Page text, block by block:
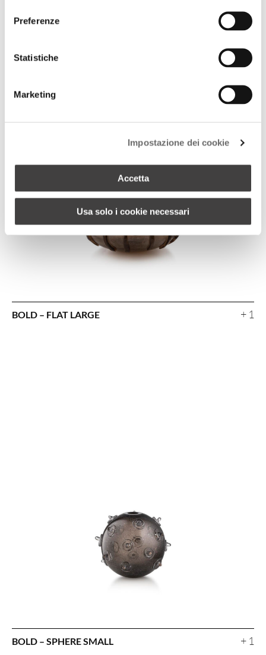
Preferenze
Statistiche
Marketing
Impostazione dei cookie
Accetta
Usa solo i cookie necessari
BOLD – FLAT LARGE + 1
BOLD – SPHERE SMALL + 1